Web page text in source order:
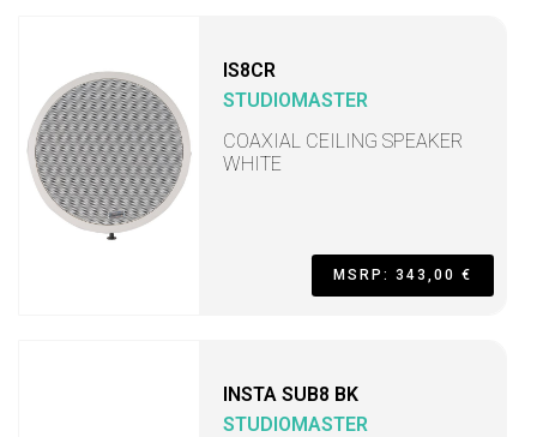
IS8CR
STUDIOMASTER
COAXIAL CEILING SPEAKER
WHITE
MSRP: 343,00 €
INSTA SUB8 BK
STUDIOMASTER